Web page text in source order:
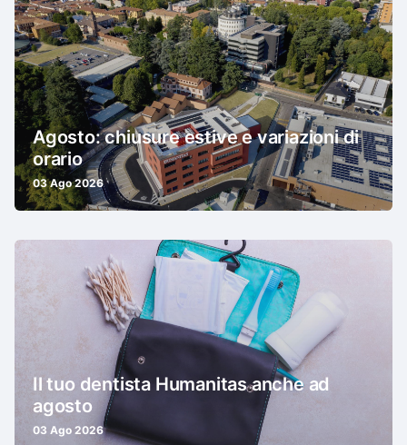
Agosto: chiusure estive e variazioni di
orario
03 Ago 2026
Il tuo dentista Humanitas anche ad
agosto
03 Ago 2026